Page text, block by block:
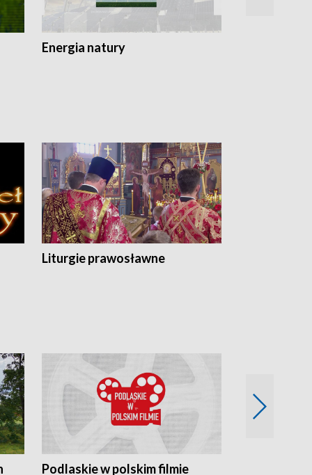
Energia natury
Liturgie prawosławne
Podlaskie w polskim filmie